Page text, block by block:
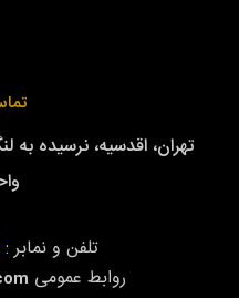
تلفن و نمابر :
روابط عمومی